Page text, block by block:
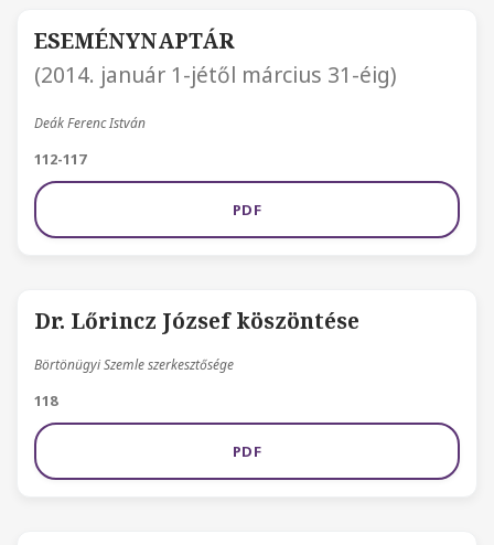
ESEMÉNYNAPTÁR
(2014. január 1-jétől március 31-éig)
Deák Ferenc István
112-117
PDF
Dr. Lőrincz József köszöntése
Börtönügyi Szemle szerkesztősége
118
PDF